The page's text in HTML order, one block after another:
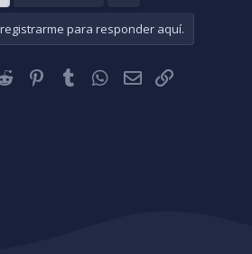
para responder aquí.
Reddit Pinterest
Tumblr WhatsAppCorreo